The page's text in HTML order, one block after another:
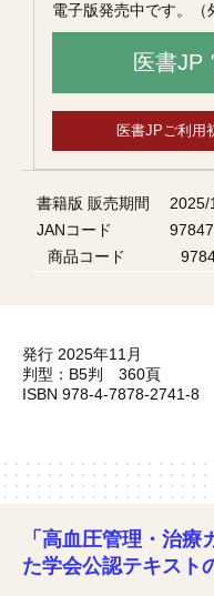
電子版発売中です。（
医書JP
医書JPご利用
書籍版 販売期間
2025/
JANコード
商品コード
発行 2025年11月
判型：B5判 360頁
ISBN 978-4-7878-2741-8
「高血圧管理・治
た学会公認テキスト